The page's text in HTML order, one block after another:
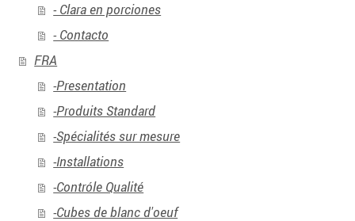
- Clara en porciones
- Contacto
FRA
-Presentation
-Produits Standard
-Spécialités sur mesure
-Installations
-Contróle Qualité
-Cubes de blanc d'oeuf